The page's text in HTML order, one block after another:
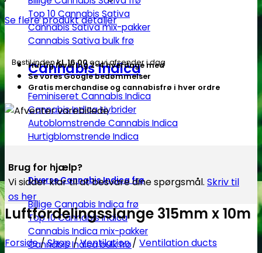
Top 10 Cannabis Sativa
Cannabis Sativa mix-pakker
Cannabis Sativa bulk frø
Cannabis Indica
Feminiseret Cannabis Indica
Cannabis Indica Hybrider
Autoblomstrende Cannabis Indica
Hurtigblomstrende Indica
Diverse Cannabis Indica frø
Billige Cannabis Indica frø
Top 10 Cannabis Indica
Cannabis Indica mix-pakker
Cannabis Indica bulk frø
Se flere produkt detaljer
Bestil indenkl. 16.00og vi afsender i dag
Hurtig levering 2-4 hverdage med
Se vores Google bedømmelser
Gratis merchandise og cannabisfrø i hver ordre
Brug for hjælp?
Vi sidder klar til at besvare dine spørgsmål. Skriv til
os her
Luftfordelingsslange 315mm x 10m
Forside/Shop/Ventilation / Ventilation ducts